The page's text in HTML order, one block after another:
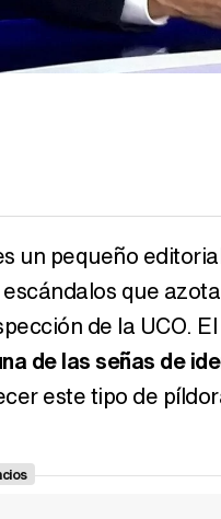
un pequeño
que
de la UCO.
de las señas de
este tipo de